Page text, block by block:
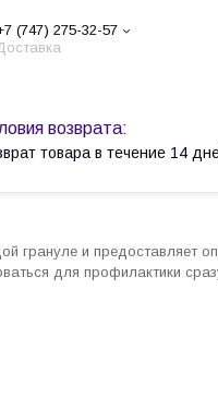
(747) 275-32-57
товара в течение 14
грануле и предоставляет
для профилактики